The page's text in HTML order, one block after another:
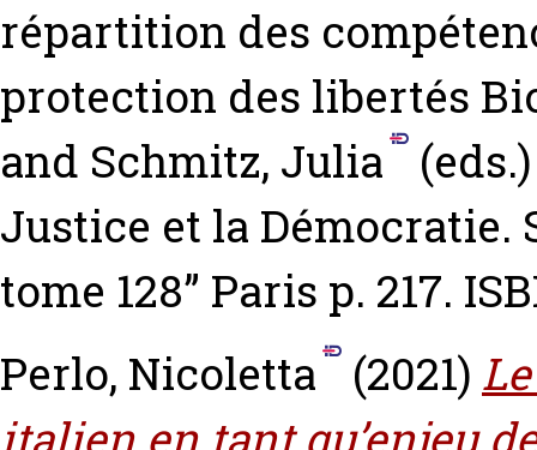
répartition des
protection des libertés
and Schmitz, Julia
Justice et la Démocratie.
tome 128” Paris p. 217.
Perlo, Nicoletta
(2021)
italien en tant qu’enjeu